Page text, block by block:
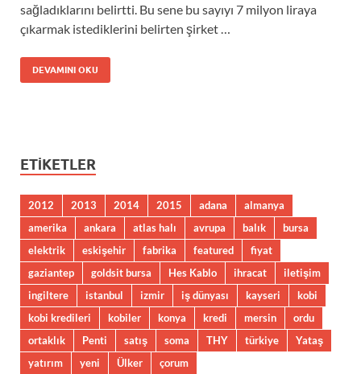
sağladıklarını belirtti. Bu sene bu sayıyı 7 milyon liraya
çıkarmak istediklerini belirten şirket …
DEVAMINI OKU
ETIKETLER
2012 2013 2014 2015 adana
almanya
amerika
ankara atlas halı avrupa balık
bursa
elektrik
eskişehir fabrika featured
fiyat
gaziantep
goldsit bursa Hes Kablo ihracat
iletişim
ingiltere
istanbul izmir iş dünyası kayseri
kobi
kobi kredileri
kobiler konya kredi mersin
ordu
ortaklık
Penti satış soma THY türkiye
Yataş
yatırım
yeni Ülker çorum